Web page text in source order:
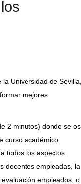
Universidad de Sevilla,
mejores
2 minutos) donde se os
curso académico
todos los aspectos
docentes empleadas, la
empleados, o